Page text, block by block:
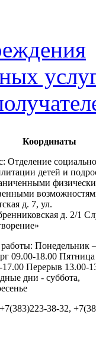
Координаты
Отделение
детей и
д. 7, ул.
д. 2/1
Понедельник –
09.00-18.00 Пятница
17.00 Перерыв 13.00-
дни - суббота,
38-32,